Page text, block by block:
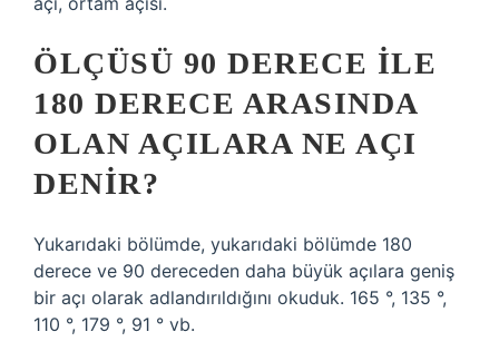
ÖLÇÜSÜ 90 DERECE ILE
180 DERECE ARASINDA
OLAN AÇILARA NE AÇI
DENIR?
Yukarıdaki bölümde, yukarıdaki bölümde 180
derece ve 90 dereceden daha büyük açılara geniş
bir açı olarak adlandırıldığını okuduk. 165 °, 135 °,
110 °, 179 °, 91 ° vb.